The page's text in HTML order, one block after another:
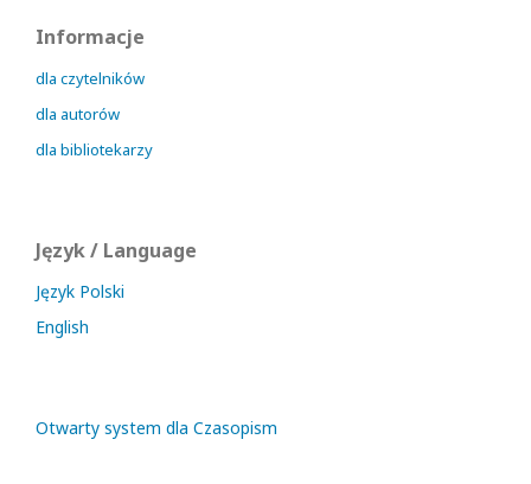
Informacje
dla czytelników
dla autorów
dla bibliotekarzy
Język / Language
Język Polski
English
Otwarty system dla Czasopism